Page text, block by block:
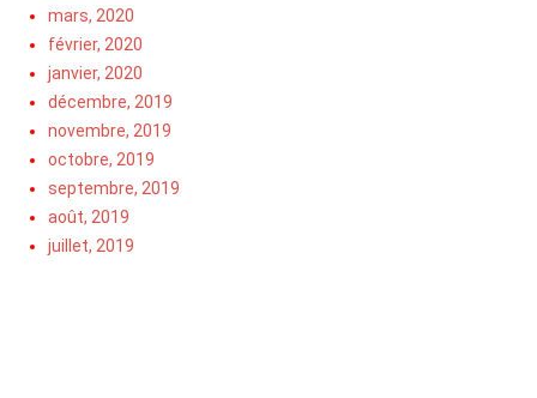
mars, 2020
février, 2020
janvier, 2020
décembre, 2019
novembre, 2019
octobre, 2019
septembre, 2019
août, 2019
juillet, 2019